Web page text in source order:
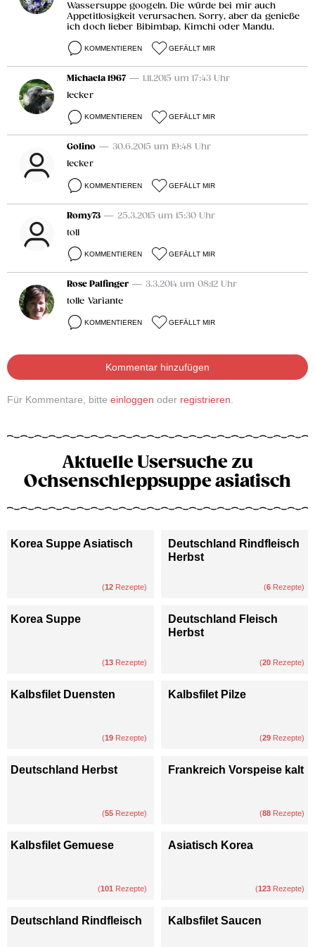
Wassersuppe googeln. Die würde bei mir auch
Appetitlosigkeit verursachen. Sorry, aber da genieße
ich doch lieber Bibimbap, Kimchi oder Mandu.
KOMMENTIEREN GEFÄLLT MIR
Michaela 1967 — 1.11.2015 um 17:43 Uhr
lecker
KOMMENTIEREN GEFÄLLT MIR
Golino — 30.6.2015 um 19:48 Uhr
lecker
KOMMENTIEREN GEFÄLLT MIR
Romy73 — 25.3.2015 um 15:30 Uhr
toll
KOMMENTIEREN GEFÄLLT MIR
Rose Palfinger — 3.3.2014 um 08:12 Uhr
tolle Variante
KOMMENTIEREN GEFÄLLT MIR
Kommentar hinzufügen
Für Kommentare, bitte einloggen oder registrieren
Aktuelle Usersuche zu
Ochsenschleppsuppe asiatisch
Korea Suppe Asiatisch
(12 Rezepte)
Deutschland Rindfleisch
Herbst
(6 Rezepte)
Korea Suppe
(13 Rezepte)
Deutschland Fleisch
Herbst
(20 Rezepte)
Kalbsfilet Duensten
(19 Rezepte)
Kalbsfilet Pilze
(29 Rezepte)
Deutschland Herbst
(55 Rezepte)
Frankreich Vorspeise kalt
(88 Rezepte)
Kalbsfilet Gemuese
(101 Rezepte)
Asiatisch Korea
(123 Rezepte)
Deutschland Rindfleisch Kalbsfilet Saucen